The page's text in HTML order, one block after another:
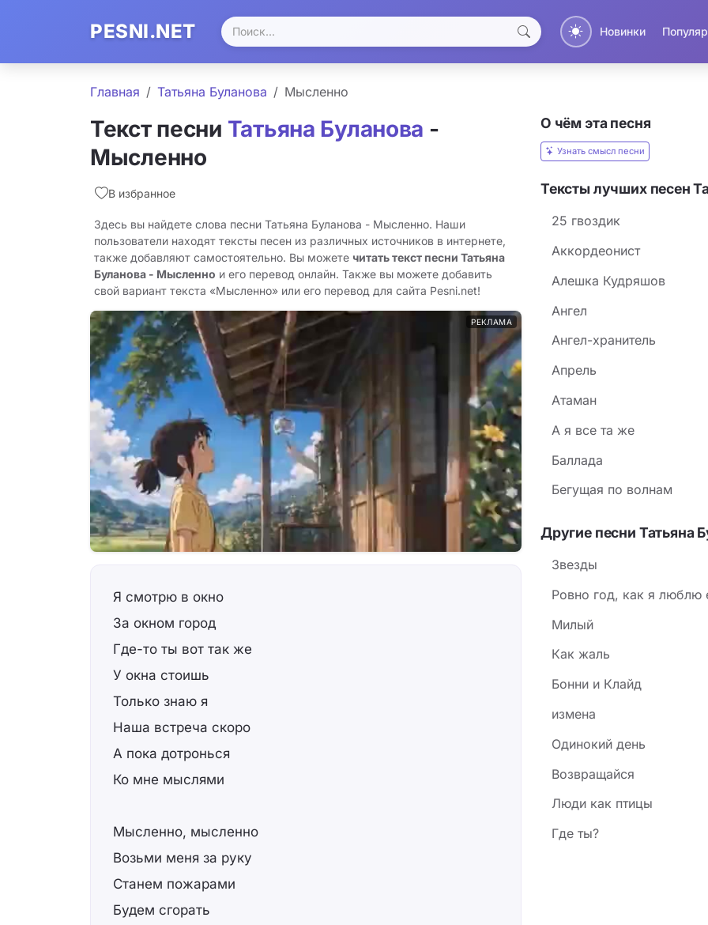
PESNI.NET Новинки
Главная Татьяна Буланова Мысленно
Текст песни Татьяна Буланова -
Мысленно
В избранное
Здесь вы найдете слова песни Татьяна Буланова - Мысленно. Наши
пользователи находят тексты песен из различных источников в интернете,
также добавляют самостоятельно. Вы можете читать текст песни Татьяна
Буланова - Мысленно и его перевод онлайн. Также вы можете добавить
свой вариант текста «Мысленно» или его перевод для сайта Pesni.net!
РЕКЛАМА
Я смотрю в окно
За окном город
Где-то ты вот так же
У окна стоишь
Только знаю я
Наша встреча скоро
А пока дотронься
Ко мне мыслями
Мысленно, мысленно
Возьми меня за руку
Станем пожарами
Будем сгорать
О чём эта песня
Узнать смысл песни
Тексты лучших песен
25 гвоздик
Аккордеонист
Алешка Кудряшов
Ангел
Ангел-хранитель
Апрель
Атаман
А я все та же
Баллада
Бегущая по волнам
Другие песни Татьяна
Звезды
Ровно год, как я люблю
Милый
Как жаль
Бонни и Клайд
измена
Одинокий день
Возвращайся
Люди как птицы
Где ты?